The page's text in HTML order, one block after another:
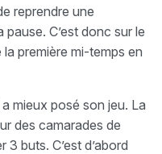
reprendre une
C’est donc sur le
première mi-temps en
mieux posé son jeu. La
des camarades de
buts. C’est d’abord